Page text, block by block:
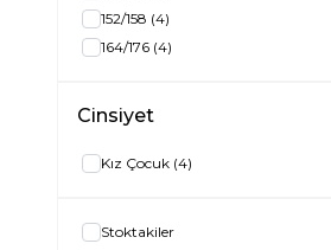
152/158 (4)
164/176 (4)
Cinsiyet
Kız Çocuk (4)
Stoktakiler